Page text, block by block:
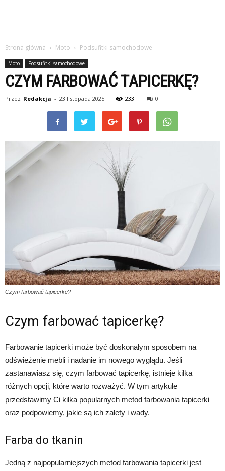
Strona główna Moto Podsufitki samochodowe
Moto Podsufitki samochodowe
CZYM FARBOWAĆ TAPICERKĘ?
Przez Redakcja - 23 listopada 2025 233 0
Czym farbować tapicerkę?
Czym farbować tapicerkę?
Farbowanie tapicerki może być doskonałym sposobem na
odświeżenie mebli i nadanie im nowego wyglądu. Jeśli
zastanawiasz się, czym farbować tapicerkę, istnieje kilka
różnych opcji, które warto rozważyć. W tym artykule
przedstawimy Ci kilka popularnych metod farbowania tapicerki
oraz podpowiemy, jakie są ich zalety i wady.
Farba do tkanin
Jedną z najpopularniejszych metod farbowania tapicerki jest